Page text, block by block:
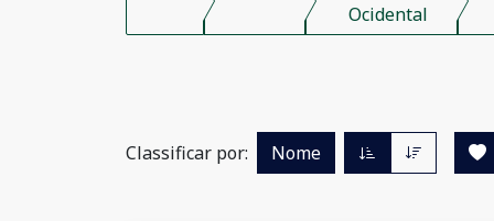
Ocidental
Classificar por: Nome